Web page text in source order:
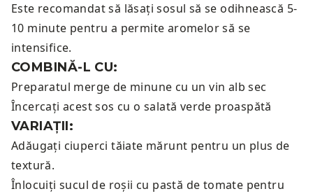
Este recomandat să lăsați sosul să se odihnească 5-
10 minute pentru a permite aromelor să se
intensifice.
COMBINĂ-L CU:
Preparatul merge de minune cu un vin alb sec
Încercați acest sos cu o salată verde proaspătă
VARIAȚII:
Adăugați ciuperci tăiate mărunt pentru un plus de
textură.
Înlocuiți sucul de roșii cu pastă de tomate pentru